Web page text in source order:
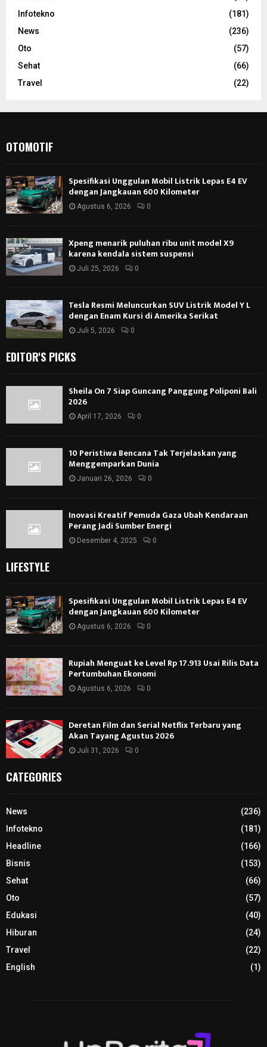
Infotekno
(181)
News
(236)
Oto
(57)
Sehat
(66)
Travel
(22)
OTOMOTIF
Spesifikasi Unggulan Mobil Listrik Lepas E4 EV
dengan Jangkauan 600 Kilometer
Agustus 6, 2026 0
Xpeng menarik puluhan ribu unit model X9
karena kendala sistem suspensi
Juli 25, 2026 0
Tesla Resmi Meluncurkan SUV Listrik Model Y L
dengan Enam Kursi di Amerika Serikat
Juli 5, 2026 0
EDITOR'S PICKS
Sheila On 7 Siap Guncang Panggung Poliponi Bali
2026
April 17, 2026 0
10 Peristiwa Bencana Tak Terjelaskan yang
Menggemparkan Dunia
Januari 26, 2026 0
Inovasi Kreatif Pemuda Gaza Ubah Kendaraan
Perang Jadi Sumber Energi
Desember 4, 2025 0
LIFESTYLE
Spesifikasi Unggulan Mobil Listrik Lepas E4 EV
dengan Jangkauan 600 Kilometer
Agustus 6, 2026 0
Rupiah Menguat ke Level Rp 17.913 Usai Rilis Data
Pertumbuhan Ekonomi
Agustus 6, 2026 0
Deretan Film dan Serial Netflix Terbaru yang
Akan Tayang Agustus 2026
Juli 31, 2026 0
CATEGORIES
News
(236)
Infotekno
(181)
Headline
(166)
Bisnis
(153)
Sehat
(66)
Oto
(57)
Edukasi
(40)
Hiburan
(24)
Travel
(22)
English
(1)